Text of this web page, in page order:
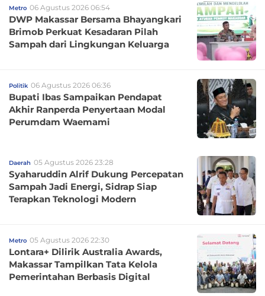
Metro 06 Agustus 2026 06:54
DWP Makassar Bersama Bhayangkari
Brimob Perkuat Kesadaran Pilah
Sampah dari Lingkungan Keluarga
Politik 06 Agustus 2026 06:36
Bupati Ibas Sampaikan Pendapat
Akhir Ranperda Penyertaan Modal
Perumdam Waemami
Daerah 05 Agustus 2026 23:28
Syaharuddin Alrif Dukung Percepatan
Sampah Jadi Energi, Sidrap Siap
Terapkan Teknologi Modern
Metro 05 Agustus 2026 22:30
Lontara+ Dilirik Australia Awards,
Makassar Tampilkan Tata Kelola
Pemerintahan Berbasis Digital